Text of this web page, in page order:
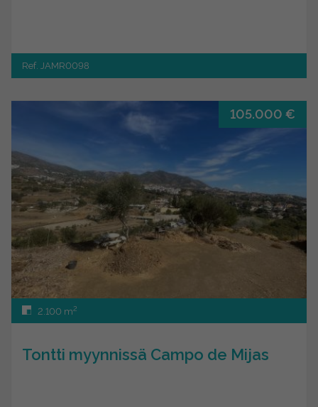
Ref. JAMR0098
105.000 €
2.100 m2
Tontti myynnissä Campo de Mijas